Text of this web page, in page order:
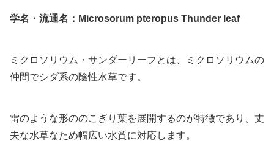
学名・流通名：Microsorum pteropus Thunder leaf
ミクロソリウム・サンダーリーフとは、ミクロソリウムの
仲間でシダ系の陰性水草です。
雷のような形ののこぎり葉を展開するのが特徴であり、丈
夫な水草なため幅広い水質に対応します。